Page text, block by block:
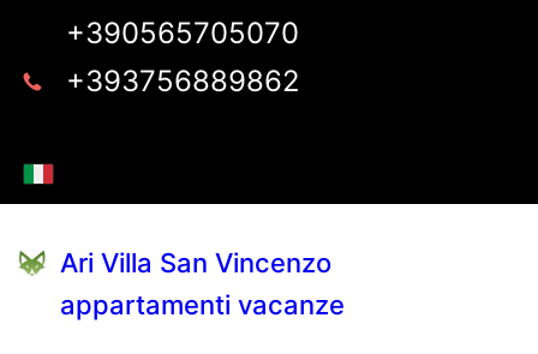
Ari Villa San Vincenzo
appartamenti vacanze
+390565705070
+393756889862